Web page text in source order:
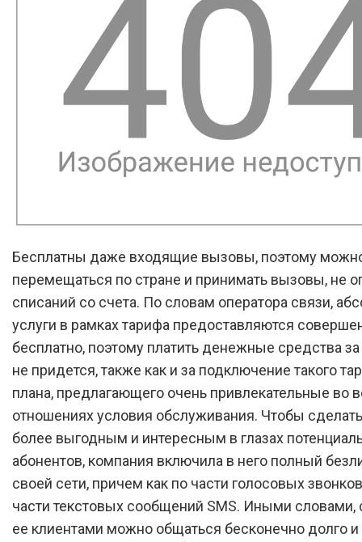
Бесплатны даже входящие вызовы, поэтому
перемещаться по стране и принимать вызовы, не
списаний со счета. По словам оператора связи,
услуги в рамках тарифа предоставляются
бесплатно, поэтому платить денежные средства
не придется, также как и за подключение такого
плана, предлагающего очень привлекательные во
отношениях условия обслуживания. Чтобы
более выгодным и интересным в глазах
абонентов, компания включила в него полный
своей сети, причем как по части голосовых
части текстовых сообщений SMS. Иными словами,
ее клиентами можно общаться бесконечно долго и